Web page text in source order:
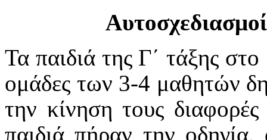
Τα παιδιά της Γ΄ τάξης
ομάδες των 3-4 μαθητών
την κίνηση τους
παιδιά πήραν την οδηγία,